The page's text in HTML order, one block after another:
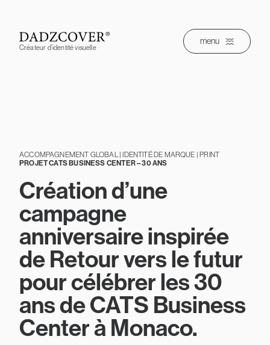
content
Créateur d’identité visuelle
menu
ACCOMPAGNEMENT GLOBAL | IDENTITÉ DE MARQUE | PRINT
PROJET CATS BUSINESS CENTER – 30 ANS
Création d’une
campagne
anniversaire inspirée
de Retour vers le futur
pour célébrer les 30
ans de CATS Business
Center à Monaco.